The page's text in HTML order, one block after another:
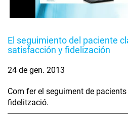
El seguimiento del paciente
satisfacción y fidelización
24 de gen. 2013
Com fer el seguiment de
fidelització.